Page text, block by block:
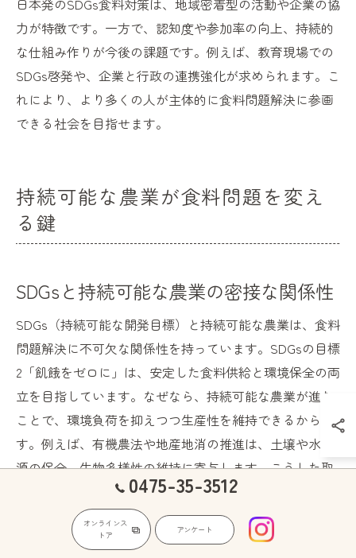
日本発のSDGs食料対策は、地域密着型の活動や企業の協
力が特徴です。一方で、認知度や参加率の向上、持続的
な仕組み作りが今後の課題です。例えば、教育現場での
SDGs啓発や、企業と行政の連携強化が求められます。こ
れにより、より多くの人が主体的に食料問題解決に参画
できる社会を目指せます。
持続可能な農業が食料問題を変え
る鍵
SDGsと持続可能な農業の密接な関係性
SDGs（持続可能な開発目標）と持続可能な農業は、食料
問題解決に不可欠な関係性を持っています。SDGsの目標
2「飢餓をゼロに」は、安定した食料供給と環境保全の両
立を目指しています。なぜなら、持続可能な農業が進む
ことで、環境負荷を抑えつつ生産性を維持できるからで
す。例えば、有機農法や地産地消の推進は、土壌や水資
源の保全、生物多様性の維持に寄与します。こうした取
り組みが、長期的な食料安全保障に直結し、世界規模で
の飢餓問題の解決にも繋がるのです。
0475-35-3512
オンラインス
トア
アンケート